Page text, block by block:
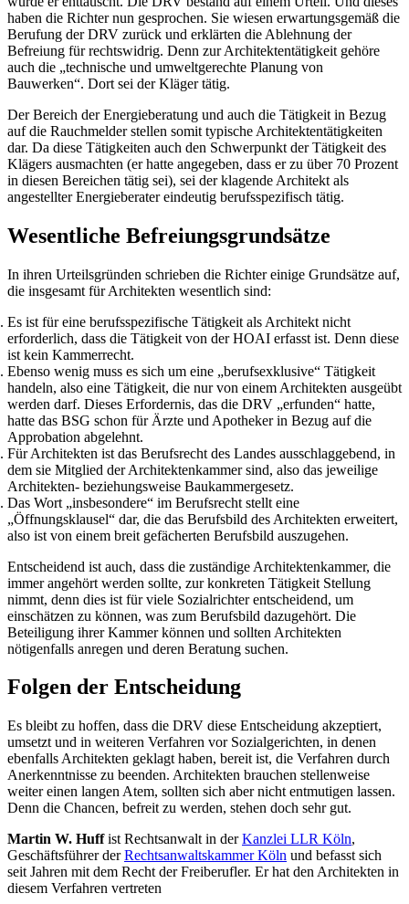
haben die Richter nun gesprochen. Sie wiesen erwartungsgemäß die
Berufung der DRV zurück und erklärten die Ablehnung der
Befreiung für rechtswidrig. Denn zur Architektentätigkeit gehöre
auch die „technische und umweltgerechte Planung von
Bauwerken“. Dort sei der Kläger tätig.
Der Bereich der Energieberatung und auch die Tätigkeit in Bezug
auf die Rauchmelder stellen somit typische Architektentätigkeiten
dar. Da diese Tätigkeiten auch den Schwerpunkt der Tätigkeit des
Klägers ausmachten (er hatte angegeben, dass er zu über 70 Prozent
in diesen Bereichen tätig sei), sei der klagende Architekt als
angestellter Energieberater eindeutig berufsspezifisch tätig.
Wesentliche Befreiungsgrundsätze
In ihren Urteilsgründen schrieben die Richter einige Grundsätze auf,
die insgesamt für Architekten wesentlich sind:
Es ist für eine berufsspezifische Tätigkeit als Architekt nicht
erforderlich, dass die Tätigkeit von der HOAI erfasst ist. Denn diese
ist kein Kammerrecht.
Ebenso wenig muss es sich um eine „berufsexklusive“ Tätigkeit
handeln, also eine Tätigkeit, die nur von einem Architekten ausgeübt
werden darf. Dieses Erfordernis, das die DRV „erfunden“ hatte,
hatte das BSG schon für Ärzte und Apotheker in Bezug auf die
Approbation abgelehnt.
Für Architekten ist das Berufsrecht des Landes ausschlaggebend, in
dem sie Mitglied der Architektenkammer sind, also das jeweilige
Architekten- beziehungsweise Baukammergesetz.
Das Wort „insbesondere“ im Berufsrecht stellt eine
„Öffnungsklausel“ dar, die das Berufsbild des Architekten erweitert,
also ist von einem breit gefächerten Berufsbild auszugehen.
Entscheidend ist auch, dass die zuständige Architektenkammer, die
immer angehört werden sollte, zur konkreten Tätigkeit Stellung
nimmt, denn dies ist für viele Sozialrichter entscheidend, um
einschätzen zu können, was zum Berufsbild dazugehört. Die
Beteiligung ihrer Kammer können und sollten Architekten
nötigenfalls anregen und deren Beratung suchen.
Folgen der Entscheidung
Es bleibt zu hoffen, dass die DRV diese Entscheidung akzeptiert,
umsetzt und in weiteren Verfahren vor Sozialgerichten, in denen
ebenfalls Architekten geklagt haben, bereit ist, die Verfahren durch
Anerkenntnisse zu beenden. Architekten brauchen stellenweise
weiter einen langen Atem, sollten sich aber nicht entmutigen lassen.
Denn die Chancen, befreit zu werden, stehen doch sehr gut.
Martin W. Huffist Rechtsanwalt in derKanzlei LLR Köln,
Geschäftsführer derRechtsanwaltskammer Köln und befasst sich
seit Jahren mit dem Recht der Freiberufler. Er hat den Architekten in
diesem Verfahren vertreten